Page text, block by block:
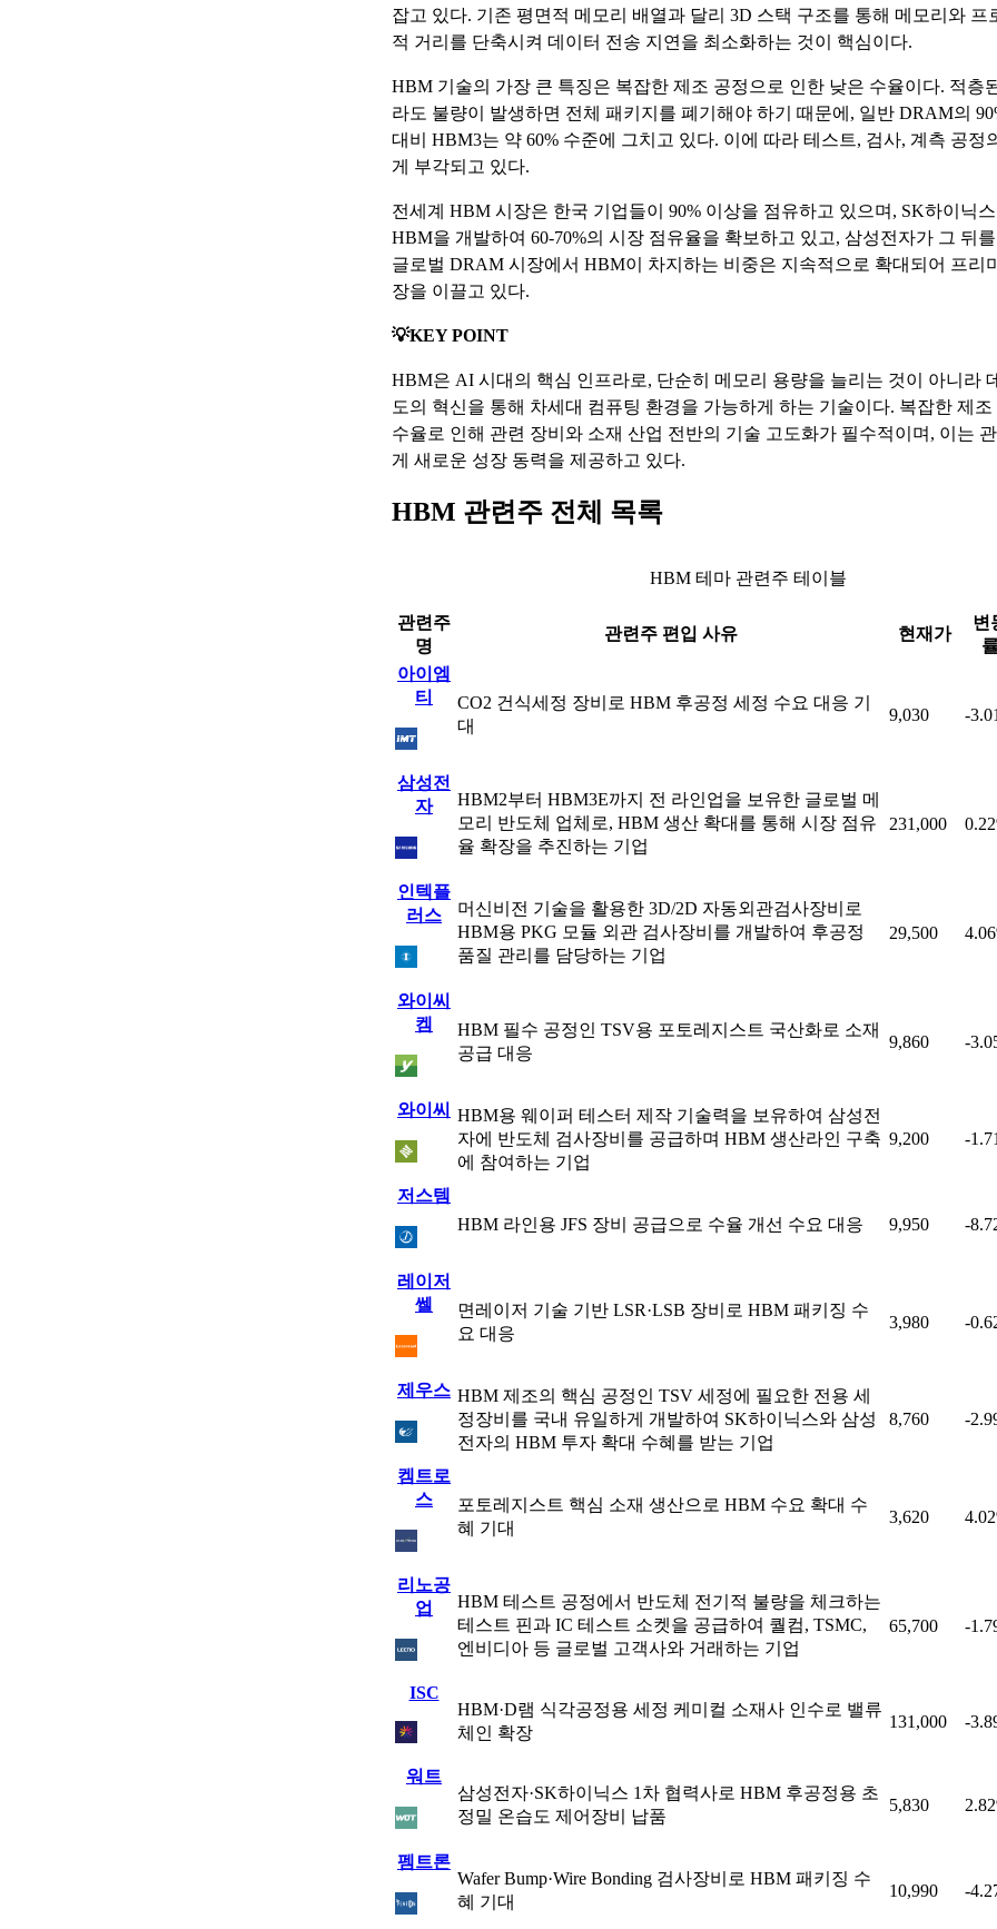
잡고 있다. 기존 평면적 메모리 배열과 달리 3D 스택 구조를 통해 메모리와 프
적 거리를 단축시켜 데이터 전송 지연을 최소화하는 것이 핵심이다.
HBM 기술의 가장 큰 특징은 복잡한 제조 공정으로 인한 낮은 수율이다. 적층
라도 불량이 발생하면 전체 패키지를 폐기해야 하기 때문에, 일반 DRAM의
대비 HBM3는 약 60% 수준에 그치고 있다. 이에 따라 테스트, 검사, 계측 공정
게 부각되고 있다.
전세계 HBM 시장은 한국 기업들이 90% 이상을 점유하고 있으며, SK하이닉
HBM을 개발하여 60-70%의 시장 점유율을 확보하고 있고, 삼성전자가 그 뒤
글로벌 DRAM 시장에서 HBM이 차지하는 비중은 지속적으로 확대되어 프리
장을 이끌고 있다.
💡KEY POINT
HBM은 AI 시대의 핵심 인프라로, 단순히 메모리 용량을 늘리는 것이 아니라
도의 혁신을 통해 차세대 컴퓨팅 환경을 가능하게 하는 기술이다. 복잡한 제조
수율로 인해 관련 장비와 소재 산업 전반의 기술 고도화가 필수적이며, 이는
게 새로운 성장 동력을 제공하고 있다.
HBM 관련주 전체 목록
HBM 테마 관련주 테이블
관련주
명
관련주 편입 사유 현재가
변
아이엠
티
CO2 건식세정 장비로 HBM 후공정 세정 수요 대응 기
대
9,030 -
삼성전
자
HBM2부터 HBM3E까지 전 라인업을 보유한 글로벌 메
모리 반도체 업체로, HBM 생산 확대를 통해 시장 점유
율 확장을 추진하는 기업
231,000
인텍플
러스
머신비전 기술을 활용한 3D/2D 자동외관검사장비로
HBM용 PKG 모듈 외관 검사장비를 개발하여 후공정
품질 관리를 담당하는 기업
29,500
와이씨
켐
HBM 필수 공정인 TSV용 포토레지스트 국산화로 소재
공급 대응
9,860 -
와이씨 HBM용 웨이퍼 테스터 제작 기술력을 보유하여 삼성전
자에 반도체 검사장비를 공급하며 HBM 생산라인 구축
에 참여하는 기업
9,200 -
저스템
HBM 라인용 JFS 장비 공급으로 수율 개선 수요 대응
9,950 -
레이저
쎌
면레이저 기술 기반 LSR·LSB 장비로 HBM 패키징 수
요 대응
3,980 -
제우스 HBM 제조의 핵심 공정인 TSV 세정에 필요한 전용 세
정장비를 국내 유일하게 개발하여 SK하이닉스와 삼성
전자의 HBM 투자 확대 수혜를 받는 기업
8,760 -
켐트로
스
포토레지스트 핵심 소재 생산으로 HBM 수요 확대 수
혜 기대
3,620
리노공
업
HBM 테스트 공정에서 반도체 전기적 불량을 체크하는
테스트 핀과 IC 테스트 소켓을 공급하여 퀄컴, TSMC,
엔비디아 등 글로벌 고객사와 거래하는 기업
65,700 -
ISC
HBM·D램 식각공정용 세정 케미컬 소재사 인수로 밸류
체인 확장
131,000 -
워트
삼성전자·SK하이닉스 1차 협력사로 HBM 후공정용 초
정밀 온습도 제어장비 납품
5,830
펨트론
Wafer Bump·Wire Bonding 검사장비로 HBM 패키징 수
혜 기대
10,990 -